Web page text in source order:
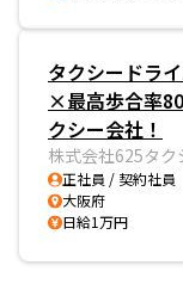
タクシードラ
×最高歩合率
クシー会社！
株式会社625タク
正社員 / 契約社員
大阪府
日給1万円